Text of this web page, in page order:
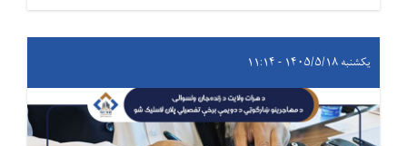
یکشنبه ۱۴۰۵/۵/۱۸ - ۱۱:۱۴